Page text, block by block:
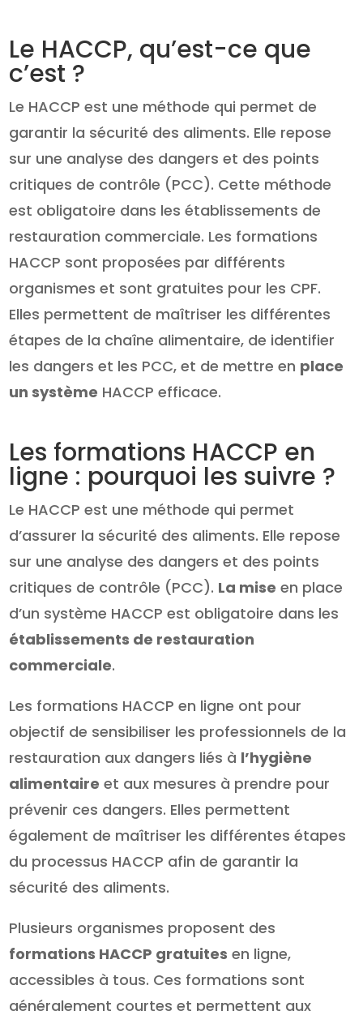
Le HACCP, qu’est-ce que
c’est ?
Le HACCP est une méthode qui permet de
garantir la sécurité des aliments. Elle repose
sur une analyse des dangers et des points
critiques de contrôle (PCC). Cette méthode
est obligatoire dans les établissements de
restauration commerciale. Les formations
HACCP sont proposées par différents
organismes et sont gratuites pour les CPF.
Elles permettent de maîtriser les différentes
étapes de la chaîne alimentaire, de identifier
les dangers et les PCC, et de mettre en place
un système HACCP efficace.
Les formations HACCP en
ligne : pourquoi les suivre ?
Le HACCP est une méthode qui permet
d’assurer la sécurité des aliments. Elle repose
sur une analyse des dangers et des points
critiques de contrôle (PCC). La mise en place
d’un système HACCP est obligatoire dans les
établissements de restauration
commerciale.
Les formations HACCP en ligne ont pour
objectif de sensibiliser les professionnels de la
restauration aux dangers liés à l’hygiène
alimentaire et aux mesures à prendre pour
prévenir ces dangers. Elles permettent
également de maîtriser les différentes étapes
du processus HACCP afin de garantir la
sécurité des aliments.
Plusieurs organismes proposent des
formations HACCP gratuites en ligne,
accessibles à tous. Ces formations sont
généralement courtes et permettent aux